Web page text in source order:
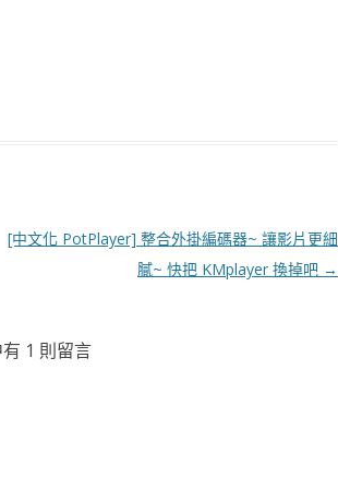
[中文化 PotPlayer] 整合外掛編碼器~ 讓影片更細
膩~ 快把 KMplayer 換掉吧 →
1 則留言